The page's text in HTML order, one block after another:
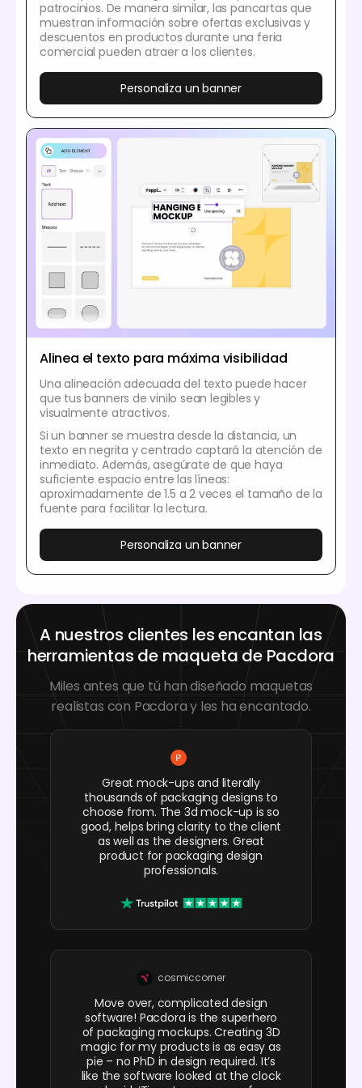
patrocinios. De manera similar, las pancartas que
muestran información sobre ofertas exclusivas y
descuentos en productos durante una feria
comercial pueden atraer a los clientes.
Personaliza un banner
Alinea el texto para máxima visibilidad
Una alineación adecuada del texto puede hacer
que tus banners de vinilo sean legibles y
visualmente atractivos.
Si un banner se muestra desde la distancia, un
texto en negrita y centrado captará la atención de
inmediato. Además, asegúrate de que haya
suficiente espacio entre las líneas:
aproximadamente de 1.5 a 2 veces el tamaño de la
fuente para facilitar la lectura.
Personaliza un banner
A nuestros clientes les encantan las
herramientas de maqueta de Pacdora
Miles antes que tú han diseñado maquetas
realistas con Pacdora y les ha encantado.
Great mock-ups and literally
thousands of packaging designs to
choose from. The 3d mock-up is so
good, helps bring clarity to the client
as well as the designers. Great
product for packaging design
professionals.
cosmiccorner
Move over, complicated design
software! Pacdora is the superhero
of packaging mockups. Creating 3D
magic for my products is as easy as
pie – no PhD in design required. It’s
like the software looked at the clock